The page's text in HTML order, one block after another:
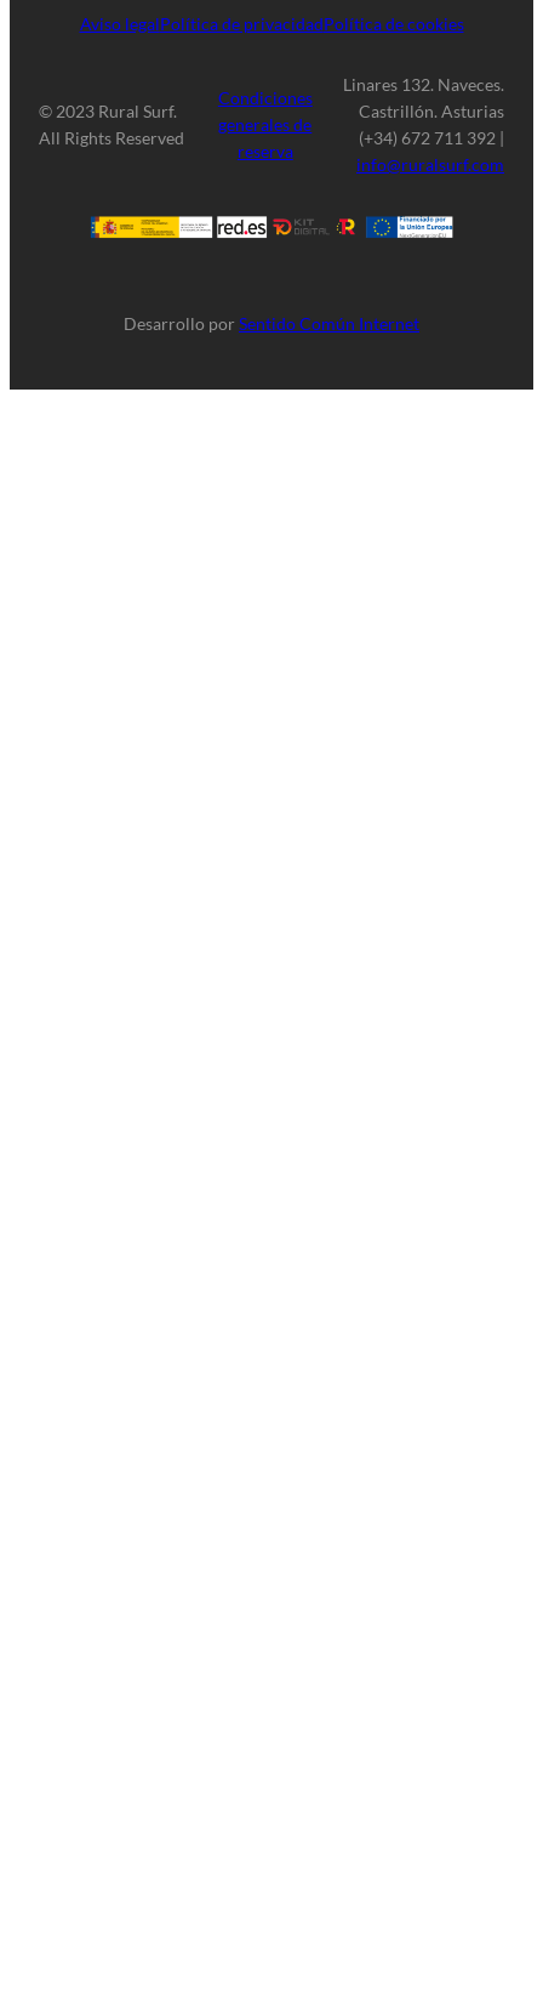
Aviso legalPolítica de privacidadPolítica de cookies
© 2023 Rural Surf.
All Rights Reserved
Condiciones
generales de
reserva
Linares 132. Naveces.
Castrillón. Asturias
(+34) 672 711 392 |
info@ruralsurf.com
Desarrollo por Sentido Común Internet